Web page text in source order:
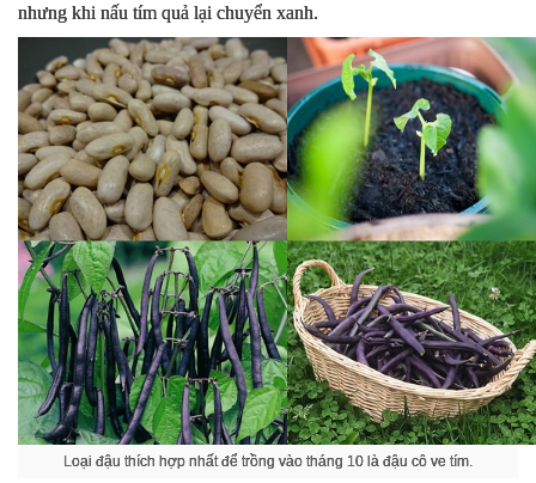
nhưng khi nấu tím quả lại chuyển xanh.
Loại đậu thích hợp nhất để trồng vào tháng 10 là đậu cô ve tím.